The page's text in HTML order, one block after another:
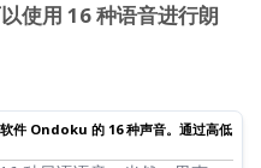
使用 16 种语音进行朗
件 Ondoku 的 16 种声音。通过高低